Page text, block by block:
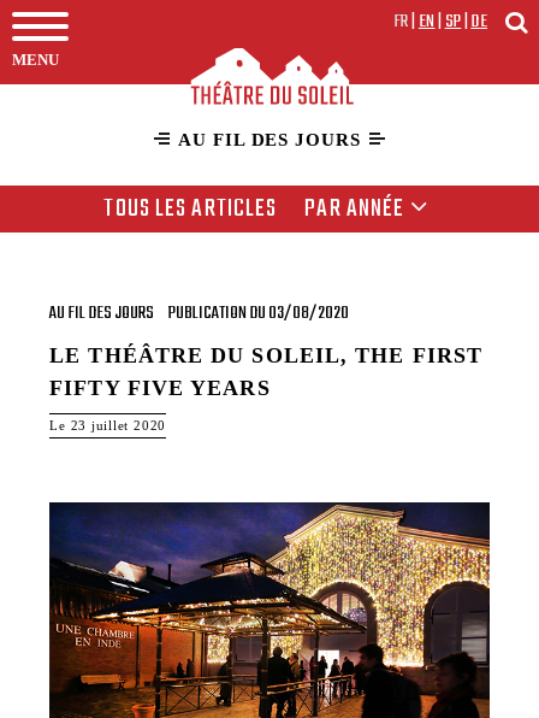
MENU
FR|EN|SP|DE
AU FIL DES JOURS
TOUS LES ARTICLES PAR ANNÉE
AU FIL DES JOURS PUBLICATION DU 03/08/2020
LE THÉÂTRE DU SOLEIL, THE FIRST
FIFTY FIVE YEARS
Le 23 juillet 2020